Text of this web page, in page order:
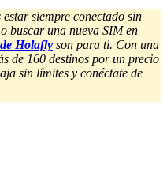
siempre conectado sin
buscar una nueva SIM en
Holafly son para ti. Con una
de 160 destinos por un precio
sin límites y conéctate de